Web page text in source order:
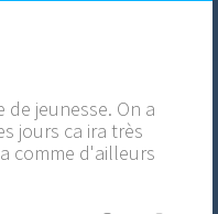
de jeunesse. On a
jours ca ira très
comme d'ailleurs